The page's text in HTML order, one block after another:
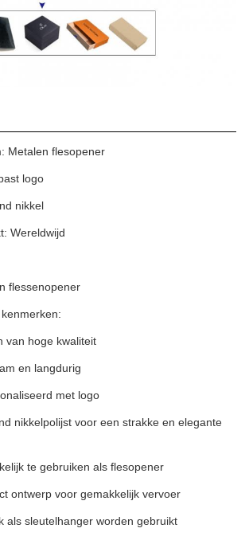
Metalen flesopener
logo
nikkel
Wereldwijd
flessenopener
van hoge kwaliteit
en langdurig
met logo
nikkelpolijst voor een strakke en elegante
te gebruiken als flesopener
ontwerp voor gemakkelijk vervoer
als sleutelhanger worden gebruikt